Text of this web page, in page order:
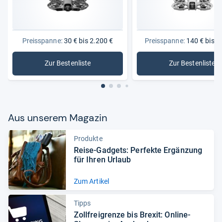
Preisspanne:30 € bis 2.200 €
Zur Bestenliste
: Drohnen
Preisspanne:140 € bis
Zur Bestenliste
: DJI
Aus unse­rem Maga­zin
Produkte
Reise-​Gad­gets: Per­fekte Ergän­zung
für Ihren Urlaub
Zum Artikel
Tipps
Zoll­frei­grenze bis Bre­xit: Online-​